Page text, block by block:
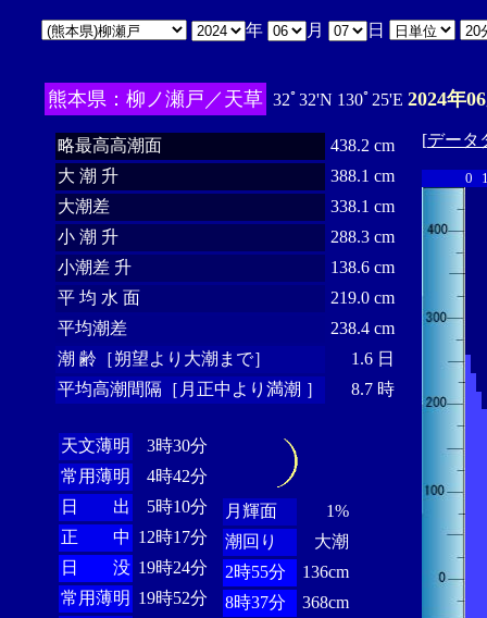
年 月 日
熊本県：柳ノ瀬戸／天草 32ﾟ32'N 130ﾟ25'E 2024年
略最高高潮面
438.2 cm
大 潮 升
388.1 cm
大潮差
338.1 cm
小 潮 升
288.3 cm
小潮差 升
138.6 cm
平 均 水 面
219.0 cm
平均潮差
238.4 cm
潮 齢［朔望より大潮まで］
1.6 日
平均高潮間隔［月正中より満潮 ］
8.7 時
天文薄明
3時30分
常用薄明
4時42分
日 出
5時10分
正 中 12時17分
日 没 19時24分
常用薄明 19時52分
月輝面
1%
潮回り
大潮
2時55分
136cm
8時37分
368cm
[データ
0